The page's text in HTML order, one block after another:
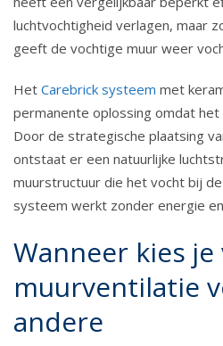
luchtvochtigheid verlagen, maar
geeft de vochtige muur weer
Het Carebrick systeem met
permanente oplossing omdat
Door de strategische plaatsing
ontstaat er een natuurlijke
muurstructuur die het vocht bij
systeem werkt zonder energie
Wanneer kies
muurventilatie
andere